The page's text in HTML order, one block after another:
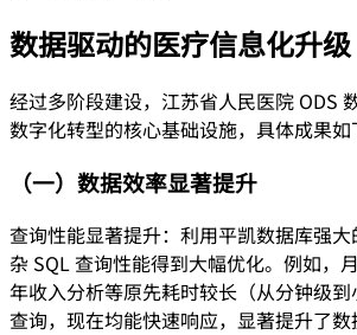
数据驱动的医疗信息化升级
经过多阶段建设，江苏省人民医院 ODS
数字化转型的核心基础设施，具体成果如
（一）数据效率显著提升
查询性能显著提升：利用平凯数据库强
杂 SQL 查询性能得到大幅优化。例如，
年收入分析等原先耗时较长（从分钟级
查询，现在均能快速响应，显著提升了数